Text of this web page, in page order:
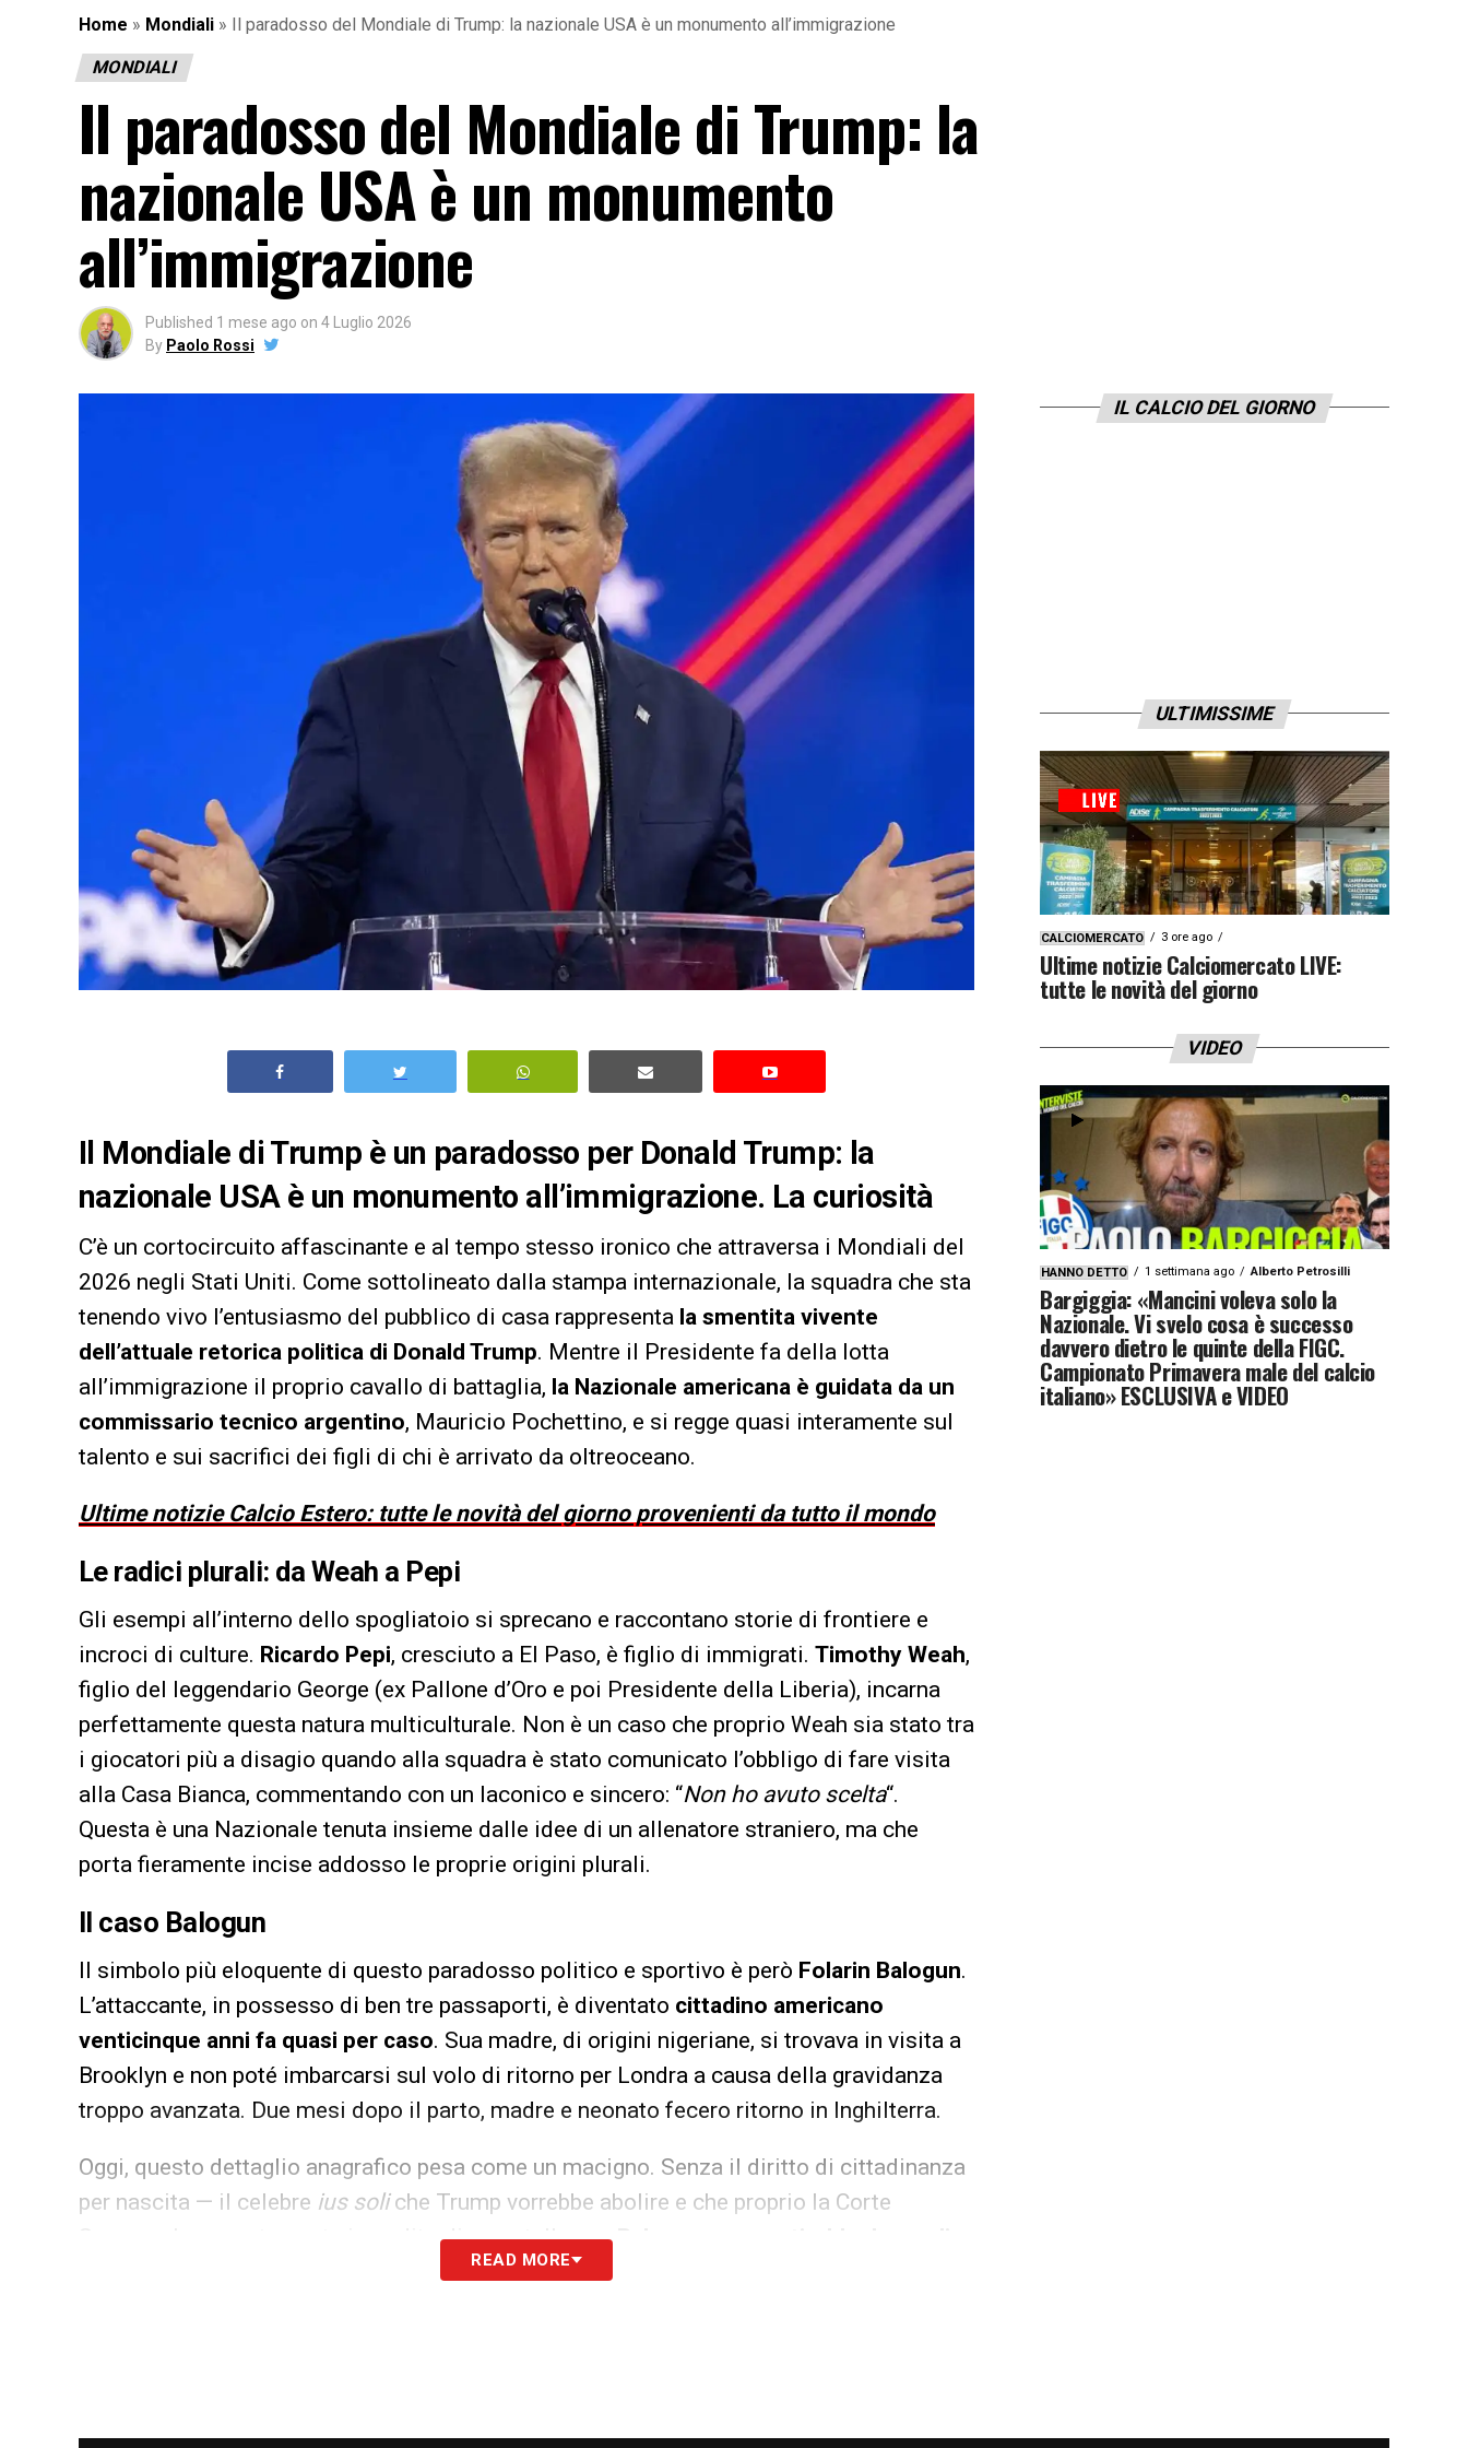
Home » Mondiali » Il paradosso del Mondiale di Trump: la nazionale USA è un monumento all’immigrazione
MONDIALI
Il paradosso del Mondiale di Trump: la
nazionale USA è un monumento
all’immigrazione
Published 1 mese ago on 4 Luglio 2026
By Paolo Rossi
Il Mondiale di Trump è un paradosso per Donald Trump: la
nazionale USA è un monumento all’immigrazione. La curiosità
C’è un cortocircuito affascinante e al tempo stesso ironico che attraversa i Mondiali del
2026 negli Stati Uniti. Come sottolineato dalla stampa internazionale, la squadra che sta
tenendo vivo l’entusiasmo del pubblico di casa rappresenta la smentita vivente
dell’attuale retorica politica di Donald Trump. Mentre il Presidente fa della lotta
all’immigrazione il proprio cavallo di battaglia, la Nazionale americana è guidata da un
commissario tecnico argentino, Mauricio Pochettino, e si regge quasi interamente sul
talento e sui sacrifici dei figli di chi è arrivato da oltreoceano.
Ultime notizie Calcio Estero: tutte le novità del giorno provenienti da tutto il mondo
Le radici plurali: da Weah a Pepi
Gli esempi all’interno dello spogliatoio si sprecano e raccontano storie di frontiere e
incroci di culture. Ricardo Pepi, cresciuto a El Paso, è figlio di immigrati. Timothy Weah,
figlio del leggendario George (ex Pallone d’Oro e poi Presidente della Liberia), incarna
perfettamente questa natura multiculturale. Non è un caso che proprio Weah sia stato tra
i giocatori più a disagio quando alla squadra è stato comunicato l’obbligo di fare visita
alla Casa Bianca, commentando con un laconico e sincero: “Non ho avuto scelta“.
Questa è una Nazionale tenuta insieme dalle idee di un allenatore straniero, ma che
porta fieramente incise addosso le proprie origini plurali.
Il caso Balogun
Il simbolo più eloquente di questo paradosso politico e sportivo è però Folarin Balogun.
L’attaccante, in possesso di ben tre passaporti, è diventato cittadino americano
venticinque anni fa quasi per caso. Sua madre, di origini nigeriane, si trovava in visita a
Brooklyn e non poté imbarcarsi sul volo di ritorno per Londra a causa della gravidanza
troppo avanzata. Due mesi dopo il parto, madre e neonato fecero ritorno in Inghilterra.
Oggi, questo dettaglio anagrafico pesa come un macigno. Senza il diritto di cittadinanza
per nascita — il celebre ius soliche Trump vorrebbe abolire e che proprio la Corte
Suprema ha recentemente impedito di smantellare —
. Nonostante un torneo in cui non sono mancati i momenti di tensione
READ MORE
IL CALCIO DEL GIORNO
ULTIMISSIME
CALCIOMERCATO 3 ore ago
Ultime notizie Calciomercato LIVE:
tutte le novità del giorno
VIDEO
HANNO DETTO 1 settimana ago Alberto Petrosilli
Bargiggia: «Mancini voleva solo la
Nazionale. Vi svelo cosa è successo
davvero dietro le quinte della FIGC.
Campionato Primavera male del calcio
italiano» ESCLUSIVA e VIDEO